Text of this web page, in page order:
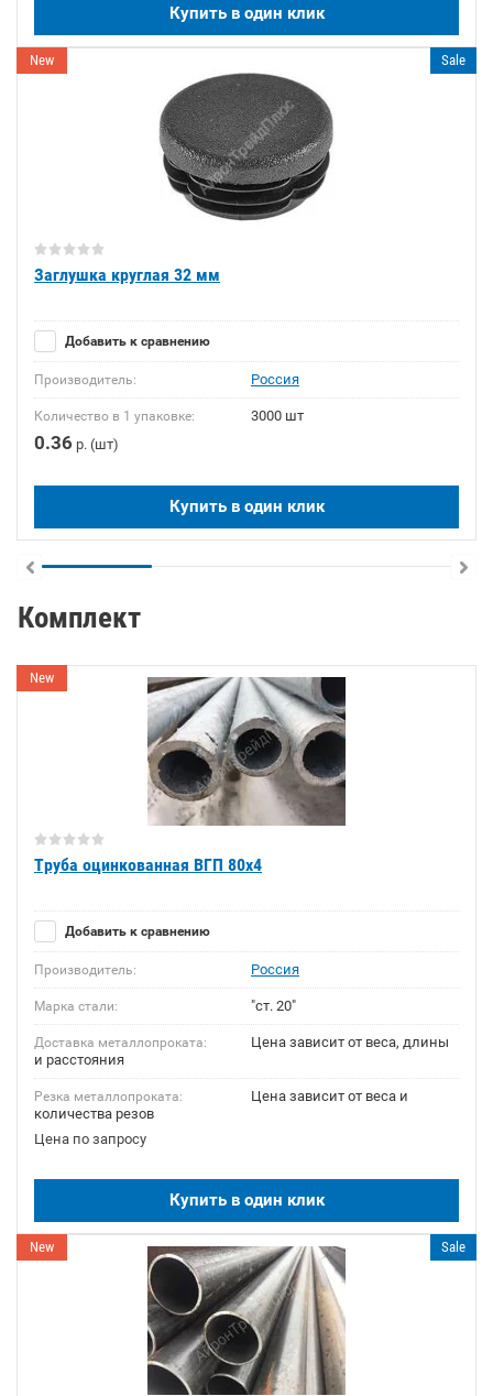
Купить в один клик
New Sale
Заглушка круглая 32 мм
Добавить к сравнению
Производитель: Россия
Количество в 1 упаковке: 3000 шт
0.36 р. (шт)
Купить в один клик
Комплект
New
Труба оцинкованная ВГП 80х4
Добавить к сравнению
Производитель: Россия
Марка стали: "ст. 20"
Доставка металлопроката:
Цена зависит от веса, длины
и расстояния
Резка металлопроката:
Цена зависит от веса и
количества резов
Цена по запросу
Купить в один клик
New Sale